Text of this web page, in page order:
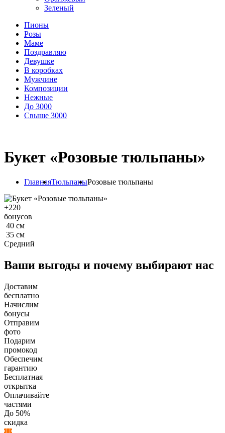
Зеленый
Пионы
Розы
Маме
Поздравляю
Девушке
В коробках
Мужчине
Композиции
Нежные
До 3000
Свыше 3000
Букет «Розовые тюльпаны»
ГлавнаяТюльпаныРозовые тюльпаны
+220
бонусов
40 см
35 см
Средний
Ваши выгоды и почему выбирают нас
Доставим
бесплатно
Начислим
бонусы
Отправим
фото
Подарим
промокод
Обеспечим
гарантию
Бесплатная
открытка
Оплачивайте
частями
До 50%
скидка